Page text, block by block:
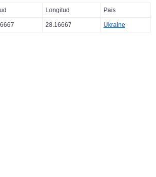
Longitud Pais
28.16667 Ukraine